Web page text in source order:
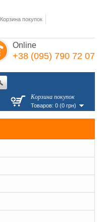
Корзина покупок
Online
+38 (095) 790 72 07
Корзина покупок
Товаров: 0 (0 грн)